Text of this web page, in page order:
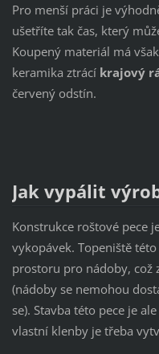
Pro menší práci je
ušetříte tak čas, který
Koupený materiál má
keramika ztrácí krajový
červený odstín.
Jak vypálit
Konstrukce roštové pece
vykopávek. Topeniště
prostoru pro nádoby, což
(nádoby se nemohou
se). Stavba této pece je
vlastní klenby je třeba